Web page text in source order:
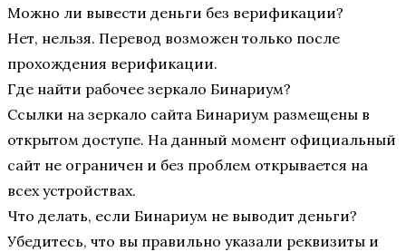
Можно ли вывести деньги без верификации?
Нет, нельзя. Перевод возможен только после
прохождения верификации.
Где найти рабочее зеркало Бинариум?
Ссылки на зеркало сайта Бинариум размещены в
открытом доступе. На данный момент официальный
сайт не ограничен и без проблем открывается на
всех устройствах.
Что делать, если Бинариум не выводит деньги?
Убедитесь, что вы правильно указали реквизиты и